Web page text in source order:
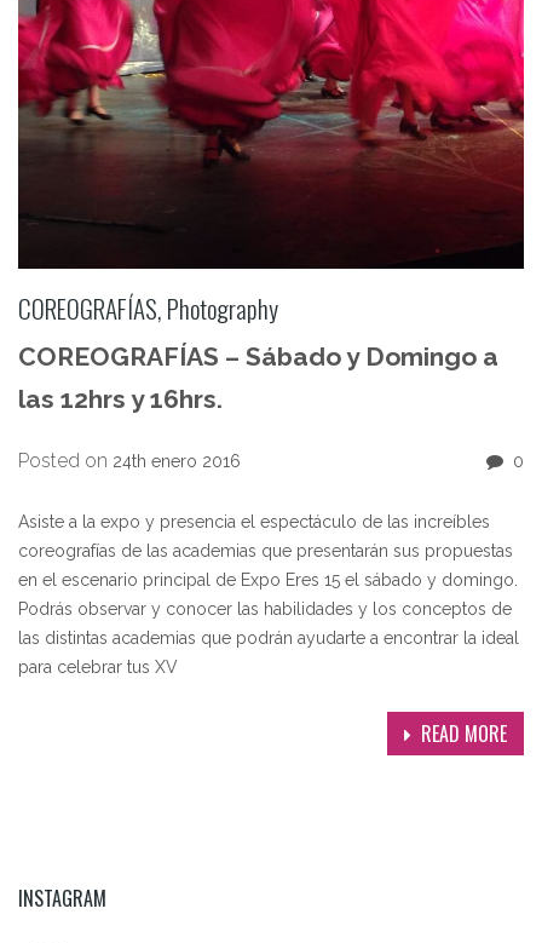
COREOGRAFÍAS,Photography
COREOGRAFÍAS – Sábado y Domingo a
las 12hrs y 16hrs.
Posted on 24th enero 2016 0
Asiste a la expo y presencia el espectáculo de las increíbles
coreografías de las academias que presentarán sus propuestas
en el escenario principal de Expo Eres 15 el sábado y domingo.
Podrás observar y conocer las habilidades y los conceptos de
las distintas academias que podrán ayudarte a encontrar la ideal
para celebrar tus XV
READ MORE
INSTAGRAM